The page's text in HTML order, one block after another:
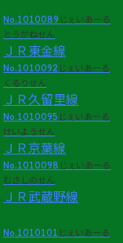
No.1010089 じぇいあーる
とうがねせん
ＪＲ東金線
No.1010092 じぇいあーる
くるりせん
ＪＲ久留里線
No.1010095 じぇいあーる
けいようせん
ＪＲ京葉線
No.1010098 じぇいあーる
むさしのせん
ＪＲ武蔵野線
No.1010101 じぇいあーる